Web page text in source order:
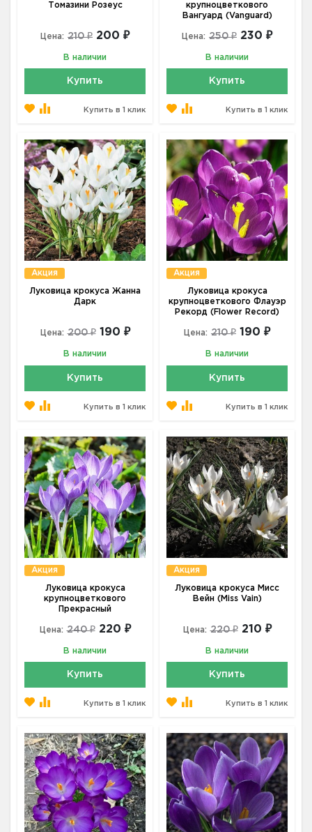
Томазини Розеус
Цена: 210 ₽ 200 ₽
В наличии
Купить
Купить в 1 клик
крупноцветкового
Вангуард (Vanguard)
Цена: 250 ₽ 230 ₽
В наличии
Купить
Купить в 1 клик
Акция
Луковица крокуса Жанна
Дарк
Цена: 200 ₽ 190 ₽
В наличии
Купить
Купить в 1 клик
Акция
Луковица крокуса
крупноцветкового Флауэр
Рекорд (Flower Record)
Цена: 210 ₽ 190 ₽
В наличии
Купить
Купить в 1 клик
Акция
Луковица крокуса
крупноцветкового
Прекрасный
Цена: 240 ₽ 220 ₽
В наличии
Купить
Купить в 1 клик
Акция
Луковица крокуса Мисс
Вейн (Miss Vain)
Цена: 220 ₽ 210 ₽
В наличии
Купить
Купить в 1 клик